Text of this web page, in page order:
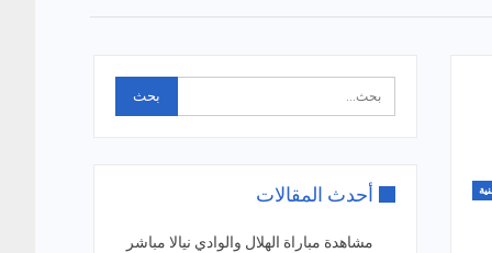
أحدث المقالات
مشاهدة مباراة الهلال والوادي نيالا مباشر